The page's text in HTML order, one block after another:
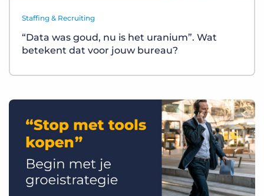
Staffing & Recruiting
“Data was goud, nu is het uranium”. Wat
betekent dat voor jouw bureau?